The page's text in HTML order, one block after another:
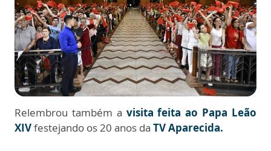
Relembrou também a visita feita ao Papa Leão
XIVfestejando os 20 anos da TV Aparecida.